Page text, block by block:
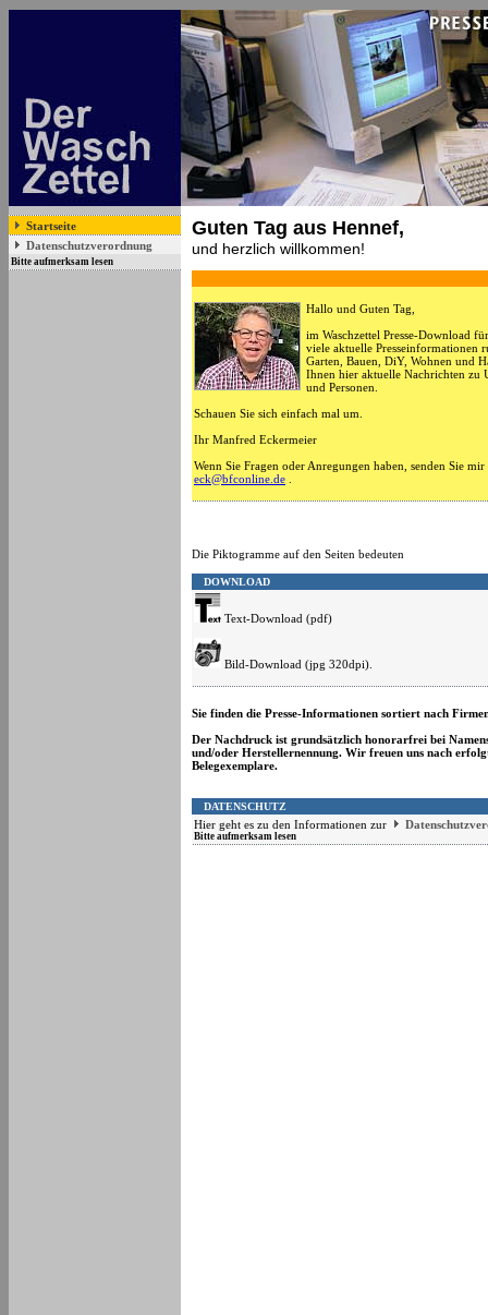
Startseite
Datenschutzverordnung
Bitte aufmerksam lesen
Guten Tag aus Hennef,
und herzlich willkommen!
Hallo und Guten Tag,
im Waschzettel Presse-Download
viele aktuelle Presseinformationen
Garten, Bauen, DiY, Wohnen und
Ihnen hier aktuelle Nachrichten zu
und Personen.
Schauen Sie sich einfach mal um.
Ihr Manfred Eckermeier
Wenn Sie Fragen oder Anregungen haben, senden Sie
eck@bfconline.de
Die Piktogramme auf den Seiten bedeuten
DOWNLOAD
Text-Download (pdf)
Bild-Download (jpg 320dpi).
Sie finden die Presse-Informationen sortiert nach
Der Nachdruck ist grundsätzlich honorarfrei bei
und/oder Herstellernennung. Wir freuen uns nach
Belegexemplare.
DATENSCHUTZ
Hier geht es zu den Informationen zur
Bitte aufmerksam lesen